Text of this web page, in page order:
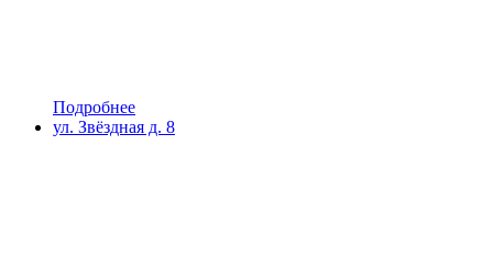
Подробнее
ул. Звёздная д. 8